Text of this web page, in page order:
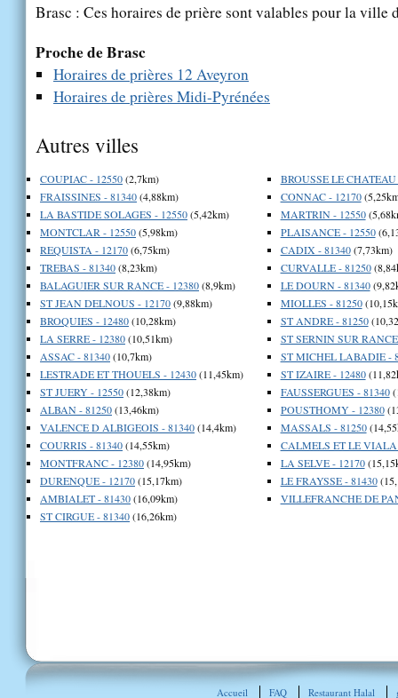
Brasc : Ces horaires de prière sont valables pour la ville
Proche de Brasc
Horaires de prières 12 Aveyron
Horaires de prières Midi-Pyrénées
Autres villes
COUPIAC - 12550(2,7km)
FRAISSINES - 81340(4,88km)
LA BASTIDE SOLAGES - 12550(5,42km)
MONTCLAR - 12550(5,98km)
REQUISTA - 12170(6,75km)
TREBAS - 81340(8,23km)
BALAGUIER SUR RANCE - 12380(8,9km)
ST JEAN DELNOUS - 12170(9,88km)
BROQUIES - 12480(10,28km)
LA SERRE - 12380(10,51km)
ASSAC - 81340(10,7km)
LESTRADE ET THOUELS - 12430(11,45km)
ST JUERY - 12550(12,38km)
ALBAN - 81250(13,46km)
VALENCE D ALBIGEOIS - 81340(14,4km)
COURRIS - 81340(14,55km)
MONTFRANC - 12380(14,95km)
DURENQUE - 12170(15,17km)
AMBIALET - 81430(16,09km)
ST CIRGUE - 81340(16,26km)
BROUSSE LE CHATEAU
CONNAC - 12170
MARTRIN - 12550
PLAISANCE - 12550
CADIX - 81340(7,73km)
CURVALLE - 81250
LE DOURN - 81340
MIOLLES - 81250
ST ANDRE - 81250
ST SERNIN SUR
ST MICHEL LABADIE -
ST IZAIRE - 12480
FAUSSERGUES - 81340
POUSTHOMY - 12380
MASSALS - 81250
CALMELS ET LE VIALA
LA SELVE - 12170
LE FRAYSSE - 81430
VILLEFRANCHE DE
Accueil FAQ Restaurant Halal